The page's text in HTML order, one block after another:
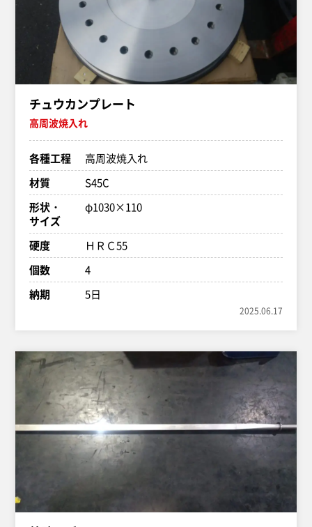
チュウカンプレート
高周波焼入れ
各種工程
高周波焼入れ
材質
S45C
形状・
サイズ
φ1030×110
硬度
ＨＲＣ55
個数
4
納期
5日
2025.06.17